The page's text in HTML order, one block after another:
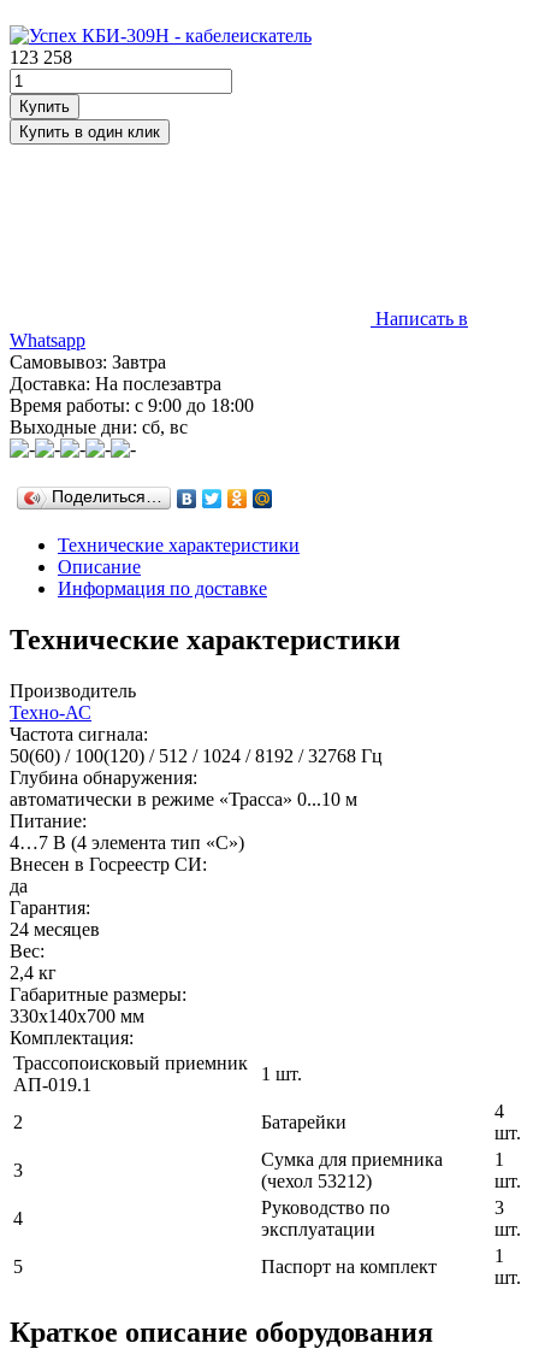
123 258
Написать в
Whatsapp
Самовывоз: Завтра
Доставка: На послезавтра
Время работы: с 9:00 до 18:00
Выходные дни: сб, вс
Поделиться…
Технические характеристики
Описание
Информация по доставке
Технические характеристики
Производитель
Техно-АС
Частота сигнала:
50(60) / 100(120) / 512 / 1024 / 8192 / 32768 Гц
Глубина обнаружения:
автоматически в режиме «Трасса» 0...10 м
Питание:
4…7 В (4 элемента тип «С»)
Внесен в Госреестр СИ:
да
Гарантия:
24 месяцев
Вес:
2,4 кг
Габаритные размеры:
330х140х700 мм
Комплектация:
Трассопоисковый приемник
АП-019.1
1 шт.
2 Батарейки
4
шт.
3
Сумка для приемника
(чехол 53212)
1
шт.
4
Руководство по
эксплуатации
3
шт.
5
Паспорт на комплект
1
шт.
Краткое описание оборудования